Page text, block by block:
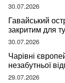
30.07.2026
Гавайський
закритим для
відвідувачів
30.07.2026
Чарівні
незабутньої
29.07.2026